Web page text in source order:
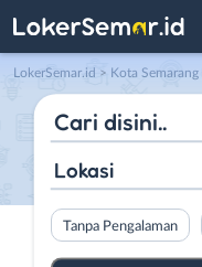
LokerSemar.id > Kota Semarang
Lokasi
Tanpa Pengalaman